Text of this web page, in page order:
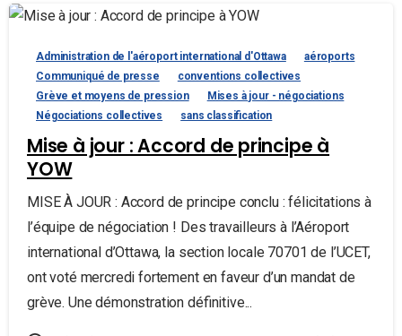
Administration de l'aéroport international d'Ottawa
aéroports
Communiqué de presse
conventions collectives
Grève et moyens de pression
Mises à jour - négociations
Négociations collectives
sans classification
Mise à jour : Accord de principe à
YOW
MISE À JOUR : Accord de principe conclu : félicitations à
l’équipe de négociation ! Des travailleurs à l’Aéroport
international d’Ottawa, la section locale 70701 de l’UCET,
ont voté mercredi fortement en faveur d’un mandat de
grève. Une démonstration définitive...